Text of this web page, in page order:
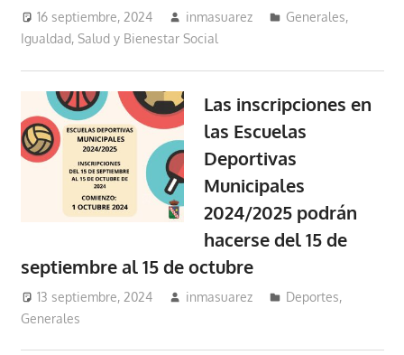
16 septiembre, 2024 inmasuarez Generales,
Igualdad, Salud y Bienestar Social
Las inscripciones en
las Escuelas
Deportivas
Municipales
2024/2025 podrán
hacerse del 15 de
septiembre al 15 de octubre
13 septiembre, 2024 inmasuarez Deportes,
Generales